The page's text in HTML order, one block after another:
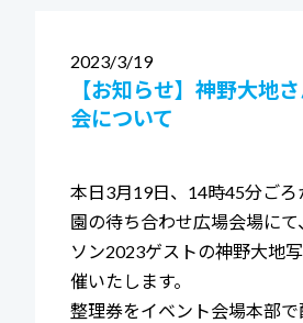
2023 3/19
【お知らせ】神野大地
会について
本日3月19日、14時45分ごろ
園の待ち合わせ広場会場に
ソン2023ゲストの神野大地
催いたします。
整理券をイベント会場本部